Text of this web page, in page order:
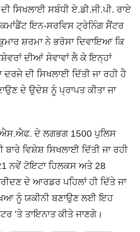
ਸਿਖਲਾਈ ਸਬੰਧੀ ਏ.ਡੀ.ਜੀ.ਪੀ. ਰਾਏ
ਇਨ-ਸਰਵਿਸ ਟ੍ਰੇਨਿੰਗ ਸੈਂਟਰ
ਸ਼ਰਮਾ ਨੇ ਭਰੋਸਾ ਦਿਵਾਇਆ ਕਿ
ਦੀਆਂ ਸੇਵਾਵਾਂ ਲੈ ਕੇ ਇਨ੍ਹਾਂ
ਦੀ ਸਿਖਲਾਈ ਦਿੱਤੀ ਜਾ ਰਹੀ ਹੈ
ਦੇ ਉਦੇਸ਼ ਨੂੰ ਪ੍ਰਾਪਤ ਕੀਤਾ ਜਾ
ਦੇ ਲਗਭਗ 1500 ਪੁਲਿਸ
ਵਿਸ਼ੇਸ਼ ਸਿਖਲਾਈ ਦਿੱਤੀ ਜਾ ਰਹੀ
ਨਵੇਂ ਟੋਇਟਾ ਹਿਲਕਸ ਅਤੇ 28
ਦੇ ਆਰਡਰ ਪਹਿਲਾਂ ਹੀ ਦਿੱਤੇ ਜਾ
ਨੂੰ ਯਕੀਨੀ ਬਣਾਉਣ ਲਈ ਇਹ
'ਤੇ ਤਾਇਨਾਤ ਕੀਤੇ ਜਾਣਗੇ।